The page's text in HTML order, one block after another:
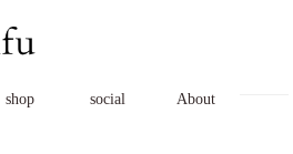
shop social About